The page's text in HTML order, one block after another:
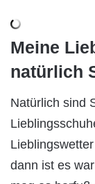
Meine
natürlich
Natürlich sind
dann ist es